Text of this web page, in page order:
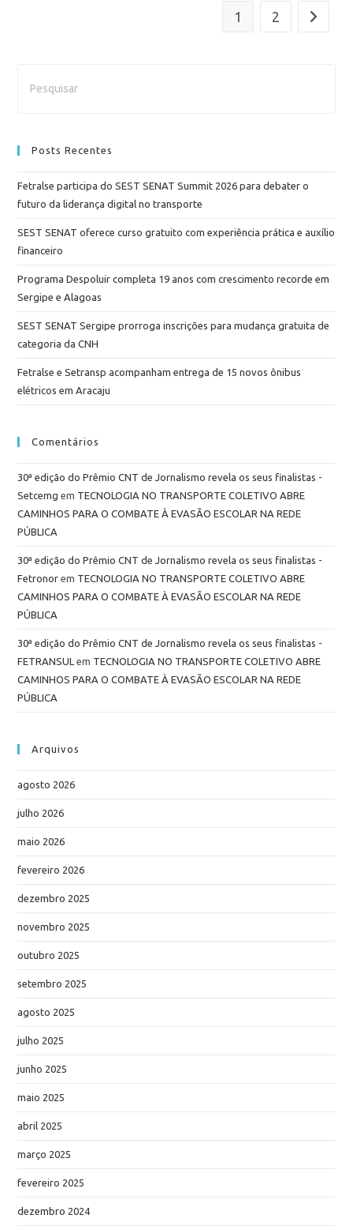
1 2
Posts Recentes
Fetralse participa do SEST SENAT Summit 2026 para debater o
futuro da liderança digital no transporte
SEST SENAT oferece curso gratuito com experiência prática e auxílio
financeiro
Programa Despoluir completa 19 anos com crescimento recorde em
Sergipe e Alagoas
SEST SENAT Sergipe prorroga inscrições para mudança gratuita de
categoria da CNH
Fetralse e Setransp acompanham entrega de 15 novos ônibus
elétricos em Aracaju
Comentários
30ª edição do Prêmio CNT de Jornalismo revela os seus finalistas -
Setcemg em TECNOLOGIA NO TRANSPORTE COLETIVO ABRE
CAMINHOS PARA O COMBATE À EVASÃO ESCOLAR NA REDE
PÚBLICA
30ª edição do Prêmio CNT de Jornalismo revela os seus finalistas -
Fetronor em TECNOLOGIA NO TRANSPORTE COLETIVO ABRE
CAMINHOS PARA O COMBATE À EVASÃO ESCOLAR NA REDE
PÚBLICA
30ª edição do Prêmio CNT de Jornalismo revela os seus finalistas -
FETRANSUL em TECNOLOGIA NO TRANSPORTE COLETIVO ABRE
CAMINHOS PARA O COMBATE À EVASÃO ESCOLAR NA REDE
PÚBLICA
Arquivos
agosto 2026
julho 2026
maio 2026
fevereiro 2026
dezembro 2025
novembro 2025
outubro 2025
setembro 2025
agosto 2025
julho 2025
junho 2025
maio 2025
abril 2025
março 2025
fevereiro 2025
dezembro 2024